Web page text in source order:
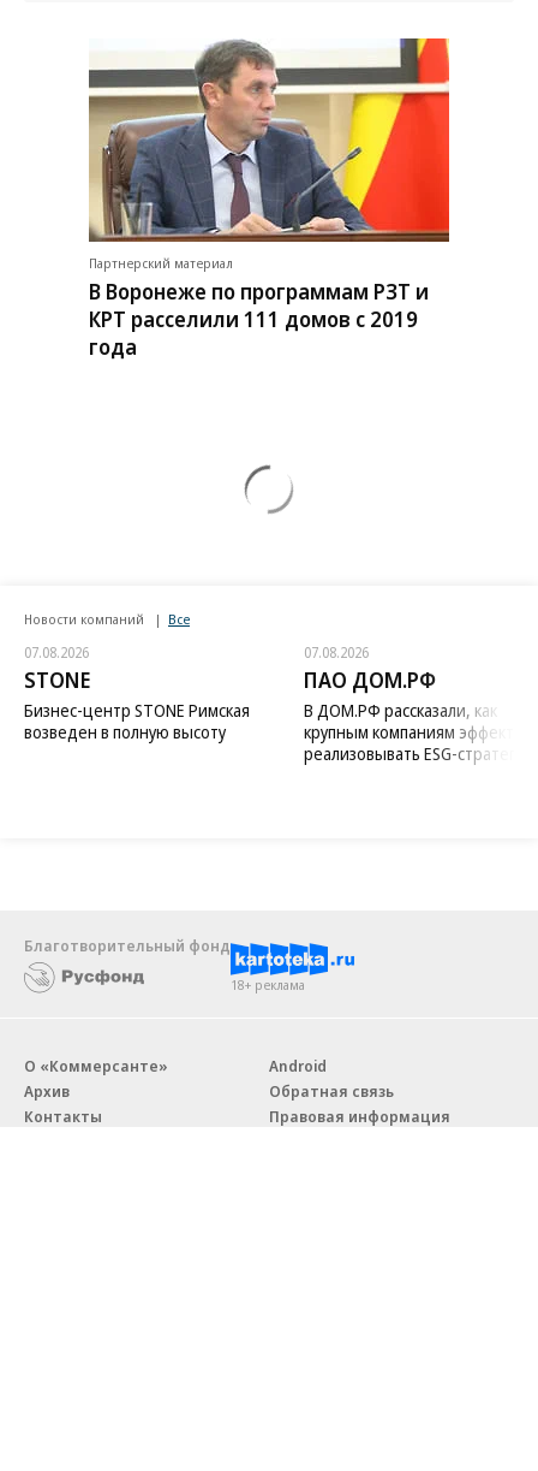
Партнерский материал
В Воронеже по программам РЗТ и
КРТ расселили 111 домов с 2019
года
Новости компаний Все
07.08.2026
STONE
Бизнес-центр STONE Римская
возведен в полную высоту
07.08.2026
ПАО ДОМ.РФ
В ДОМ.РФ рассказали, как
крупным компаниям
реализовывать ESG-стратегию
Благотворительный фонд
18+ реклама
О «Коммерсанте»
Архив
Контакты
Android
Обратная связь
Правовая информация